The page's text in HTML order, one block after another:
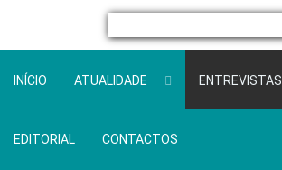
INÍCIO ATUALIDADE ENTREVISTAS
EDITORIAL CONTACTOS